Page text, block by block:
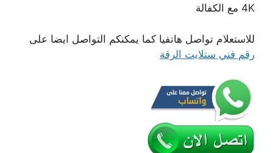
4K مع الكفالة
للاستعلام تواصل هاتفيا كما يمكنكم التواصل ايضا على
رقم فني ستلايت الرقة